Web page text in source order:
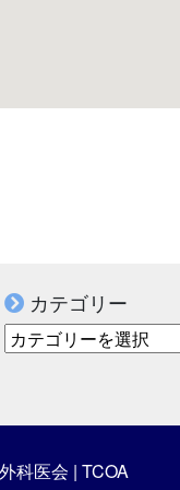
カテゴリー
カテゴリー
科医会 | TCOA